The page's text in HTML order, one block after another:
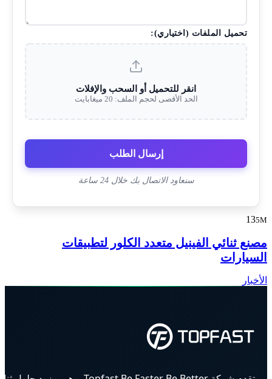
تحميل الملفات (اختياري):
انقر للتحميل أو السحب والإفلات
الحد الأقصى لحجم الملف: 20 ميغابايت
إرسال الطلب
سنعاود الاتصال بك خلال 24 ساعة
135M
مصنع ثنائي الفينيل متعدد الكلور لتطبيقات
السيارات
الأخبار